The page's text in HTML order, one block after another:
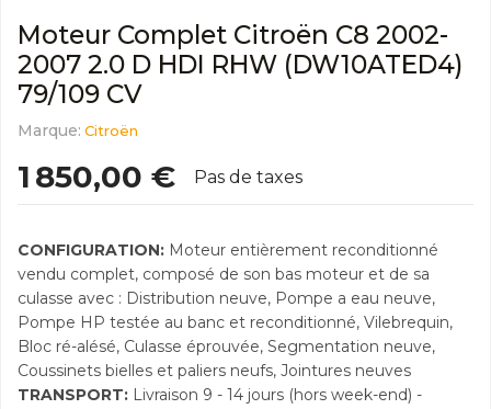
Moteur Complet Citroën C8 2002-
2007 2.0 D HDI RHW (DW10ATED4)
79/109 CV
Marque: Citroën
1 850,00 € Pas de taxes
CONFIGURATION: Moteur entièrement reconditionné
vendu complet, composé de son bas moteur et de sa
culasse avec : Distribution neuve, Pompe a eau neuve,
Pompe HP testée au banc et reconditionné, Vilebrequin,
Bloc ré-alésé, Culasse éprouvée, Segmentation neuve,
Coussinets bielles et paliers neufs, Jointures neuves
TRANSPORT: Livraison 9 - 14 jours (hors week-end) -